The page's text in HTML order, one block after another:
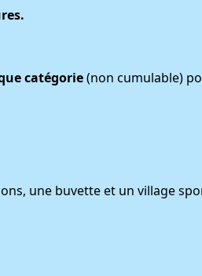
catégorie(non cumulable)
une buvette et un village